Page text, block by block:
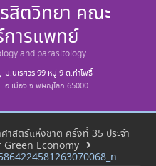
อ
ะจำ
สิตวิทยา คณะ
การแพทย์
and parasitology
ม.นเรศวร 99 หมู่ 9 ต.ท่าโพธิ์
อ.เมือง จ.พิษณุโลก 65000
าสตร์แห่งชาติ ครั้งที่ 35 ประจำ
Green Economy